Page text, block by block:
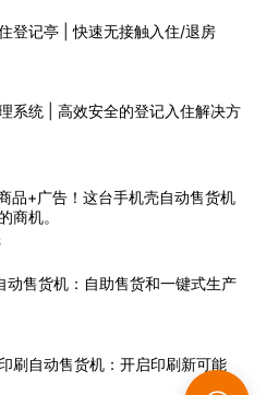
登记亭 | 快速无接触入住/退房
系统 | 高效安全的登记入住解决方
品+广告！这台手机壳自动售货机
商机。
动售货机：自助售货和一键式生产
刷自动售货机：开启印刷新可能